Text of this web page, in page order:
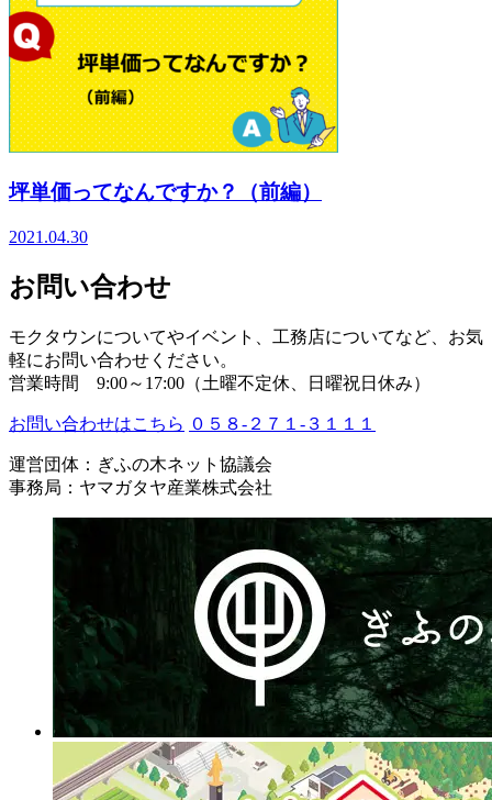
坪単価ってなんですか？（前編）
2021.04.30
お問い合わせ
モクタウンについてやイベント、工務店についてなど、お気
軽にお問い合わせください。
営業時間 9:00～17:00（土曜不定休、日曜祝日休み）
お問い合わせはこちら ０５８-２７１-３１１１
運営団体：ぎふの木ネット協議会
事務局：ヤマガタヤ産業株式会社